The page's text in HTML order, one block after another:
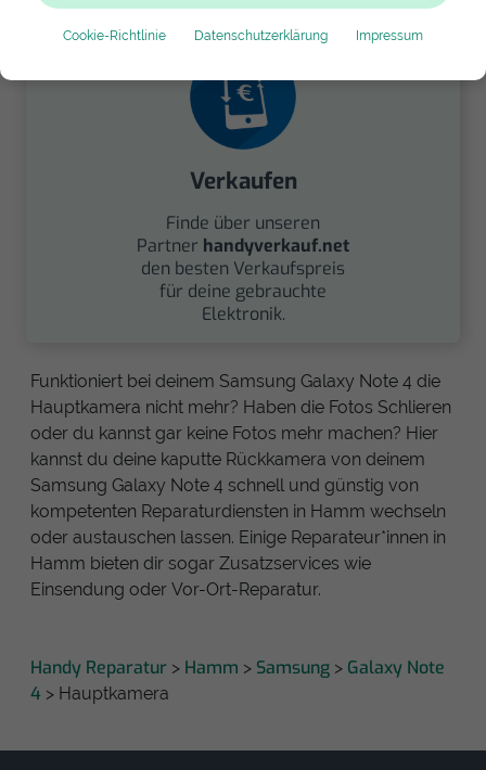
Cookie-Richtlinie Datenschutzerklärung Impressum
Verkaufen
Finde über unseren
Partner handyverkauf.net
den besten Verkaufspreis
für deine gebrauchte
Elektronik.
Funktioniert bei deinem Samsung Galaxy Note 4 die
Hauptkamera nicht mehr? Haben die Fotos Schlieren
oder du kannst gar keine Fotos mehr machen? Hier
kannst du deine kaputte Rückkamera von deinem
Samsung Galaxy Note 4 schnell und günstig von
kompetenten Reparaturdiensten in Hamm wechseln
oder austauschen lassen. Einige Reparateur*innen in
Hamm bieten dir sogar Zusatzservices wie
Einsendung oder Vor-Ort-Reparatur.
Handy Reparatur > Hamm > Samsung > Galaxy Note
4 > Hauptkamera